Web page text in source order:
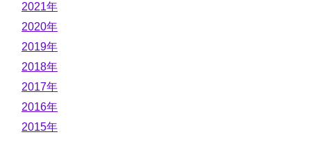
2021年
2020年
2019年
2018年
2017年
2016年
2015年